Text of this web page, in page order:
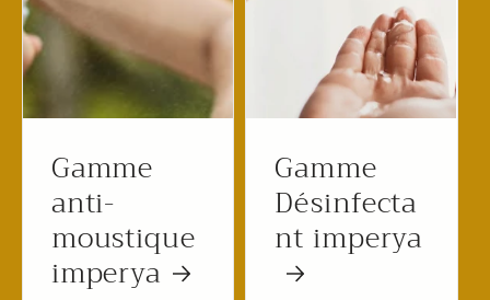
Gamme
anti-
moustique
imperya
Gamme
Désinfecta
nt imperya